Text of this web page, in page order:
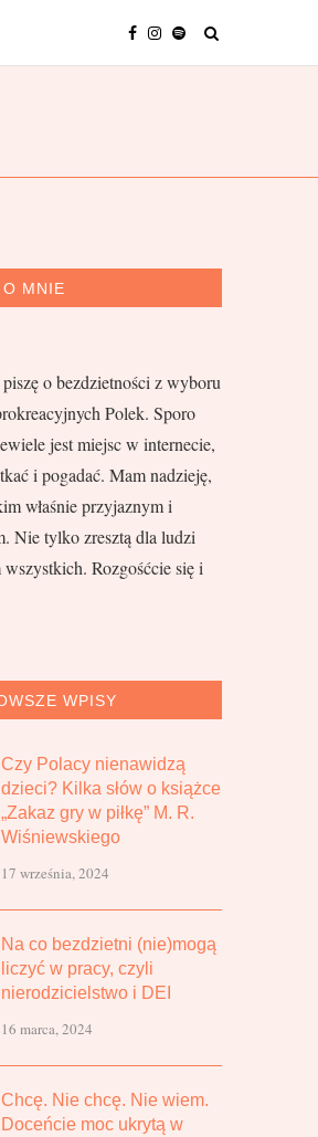
O MNIE
o bezdzietności z wyboru
Polek. Sporo
jest miejsc w internecie,
i pogadać. Mam nadzieję,
właśnie przyjaznym i
Nie tylko zresztą dla ludzi
Rozgośćcie się i
WPISY
Czy Polacy nienawidzą
dzieci? Kilka słów o książce
„Zakaz gry w piłkę” M. R.
Wiśniewskiego
17 września, 2024
Na co bezdzietni (nie)mogą
liczyć w pracy, czyli
nierodzicielstwo i DEI
16 marca, 2024
Chcę. Nie chcę. Nie wiem.
Doceńcie moc ukrytą w